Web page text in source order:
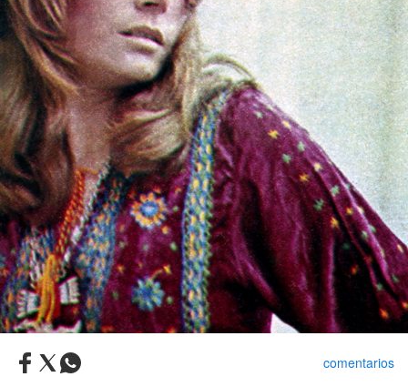
comentarios